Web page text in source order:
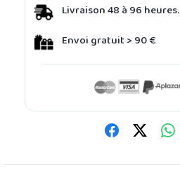
Livraison 48 à 96 heures.
Envoi gratuit > 90 €